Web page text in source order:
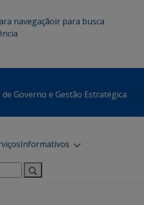
navegaçãoir para busca
Governo e Gestão Estratégica
Informativos